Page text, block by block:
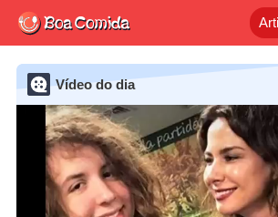
Vídeo do dia